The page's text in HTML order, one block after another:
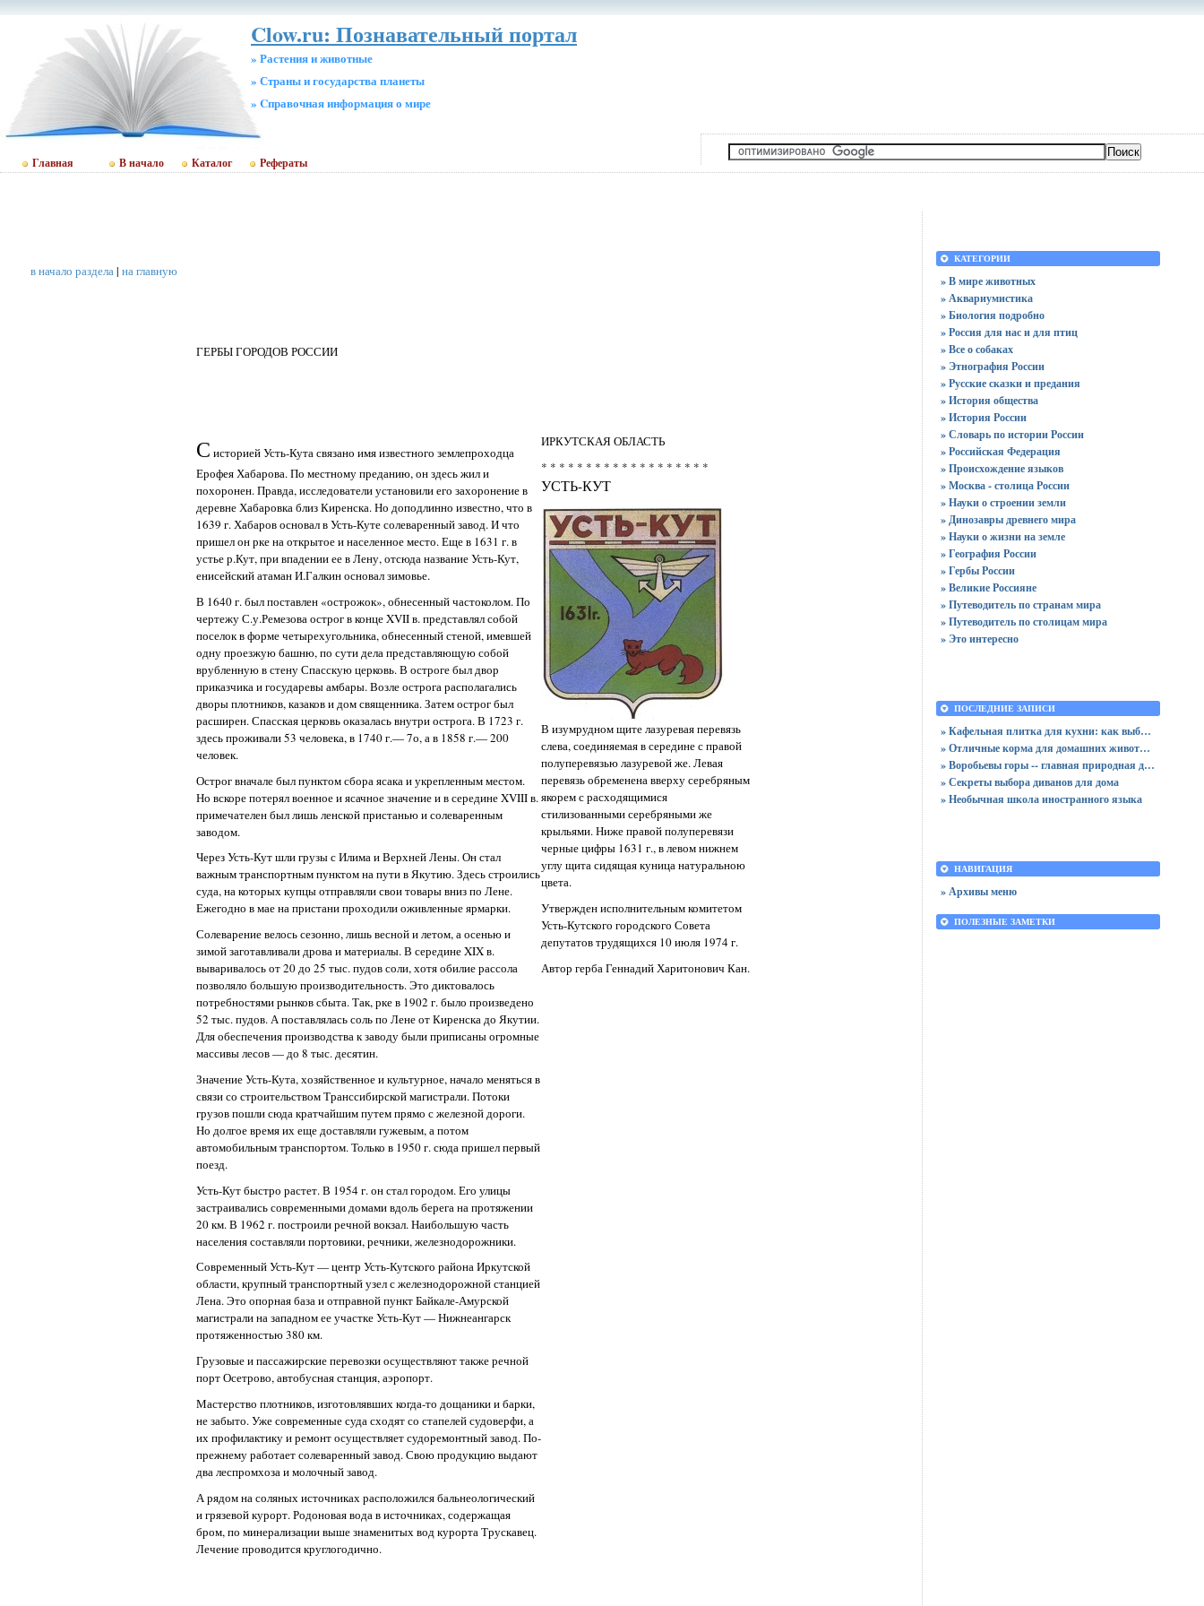
Clow.ru: Познавательный портал
» Растения и животные
» Страны и государства планеты
» Cправочная информация о мире
Главная В начало Каталог Рефераты
в начало раздела| на главную
ГЕРБЫ ГОРОДОВ РОССИИ
С историей Усть-Кута связано имя известного землепроходца
Ерофея Хабарова. По местному преданию, он здесь жил и
похоронен. Правда, исследователи установили его захоронение в
деревне Хабаровка близ Киренска. Но доподлинно известно, что в
1639 г. Хабаров основал в Усть-Куте солеваренный завод. И что
пришел он рке на открытое и населенное место. Еще в 1631 г. в
устье р.Кут, при впадении ее в Лену, отсюда название Усть-Кут,
енисейский атаман И.Галкин основал зимовье.
В 1640 г. был поставлен «острожок», обнесенный частоколом. По
чертежу С.у.Ремезова острог в конце XVII в. представлял собой
поселок в форме четырехугольника, обнесенный стеной, имевшей
одну проезжую башню, по сути дела представляющую собой
врубленную в стену Спасскую церковь. В остроге был двор
приказчика и государевы амбары. Возле острога располагались
дворы плотников, казаков и дом священника. Затем острог был
расширен. Спасская церковь оказалась внутри острога. В 1723 г.
здесь проживали 53 человека, в 1740 г.— 7о, а в 1858 г.— 200
человек.
Острог вначале был пунктом сбора ясака и укрепленным местом.
Но вскоре потерял военное и ясачное значение и в середине XVIII в.
примечателен был лишь ленской пристанью и солеваренным
заводом.
Через Усть-Кут шли грузы с Илима и Верхней Лены. Он стал
важным транспортным пунктом на пути в Якутию. Здесь строились
суда, на которых купцы отправляли свои товары вниз по Лене.
Ежегодно в мае на пристани проходили оживленные ярмарки.
Солеварение велось сезонно, лишь весной и летом, а осенью и
зимой заготавливали дрова и материалы. В середине XIX в.
вываривалось от 20 до 25 тыс. пудов соли, хотя обилие рассола
позволяло большую производительность. Это диктовалось
потребностями рынков сбыта. Так, рке в 1902 г. было произведено
52 тыс. пудов. А поставлялась соль по Лене от Киренска до Якутии.
Для обеспечения производства к заводу были приписаны огромные
массивы лесов — до 8 тыс. десятин.
Значение Усть-Кута, хозяйственное и культурное, начало меняться в
связи со строительством Транссибирской магистрали. Потоки
грузов пошли сюда кратчайшим путем прямо с железной дороги.
Но долгое время их еще доставляли гужевым, а потом
автомобильным транспортом. Только в 1950 г. сюда пришел первый
поезд.
Усть-Кут быстро растет. В 1954 г. он стал городом. Его улицы
застраивались современными домами вдоль берега на протяжении
20 км. В 1962 г. построили речной вокзал. Наибольшую часть
населения составляли портовики, речники, железнодорожники.
Современный Усть-Кут — центр Усть-Кутского района Иркутской
области, крупный транспортный узел с железнодорожной станцией
Лена. Это опорная база и отправной пункт Байкале-Амурской
магистрали на западном ее участке Усть-Кут — Нижнеангарск
протяженностью 380 км.
Грузовые и пассажирские перевозки осуществляют также речной
порт Осетрово, автобусная станция, аэропорт.
Мастерство плотников, изготовлявших когда-то дощаники и барки,
не забыто. Уже современные суда сходят со стапелей судоверфи, а
их профилактику и ремонт осуществляет судоремонтный завод. По-
прежнему работает солеваренный завод. Свою продукцию выдают
два леспромхоза и молочный завод.
А рядом на соляных источниках расположился бальнеологический
и грязевой курорт. Родоновая вода в источниках, содержащая
бром, по минерализации выше знаменитых вод курорта Трускавец.
Лечение проводится круглогодично.
ИРКУТСКАЯ ОБЛАСТЬ
* * * * * * * * * * * * * * * * * * *
УСТЬ-КУТ
В изумрудном щите лазуревая перевязь
слева, соединяемая в середине с правой
полуперевязью лазуревой же. Левая
перевязь обременена вверху серебряным
якорем с расходящимися
стилизованными серебряными же
крыльями. Ниже правой полуперевязи
черные цифры 1631 г., в левом нижнем
углу щита сидящая куница натуральною
цвета.
Утвержден исполнительным комитетом
Усть-Кутского городского Совета
депутатов трудящихся 10 июля 1974 г.
Автор герба Геннадий Харитонович Кан.
КАТЕГОРИИ
» В мире животных
» Аквариумистика
» Биология подробно
» Россия для нас и для птиц
» Все о собаках
» Этнография России
» Русские сказки и предания
» История общества
» История России
» Словарь по истории России
» Российская Федерация
» Происхождение языков
» Москва - столица России
» Науки о строении земли
» Динозавры древнего мира
» Науки о жизни на земле
» География России
» Гербы России
» Великие Россияне
» Путеводитель по странам мира
» Путеводитель по столицам мира
» Это интересно
ПОСЛЕДНИЕ ЗАПИСИ
» Кафельная плитка для кухни: как выбрать практичную отделку
» Отличные корма для домашних животных
» Воробьевы горы -- главная природная достопримечательность Москвы
» Секреты выбора диванов для дома
» Необычная школа иностранного языка
НАВИГАЦИЯ
» Архивы меню
ПОЛЕЗНЫЕ ЗАМЕТКИ